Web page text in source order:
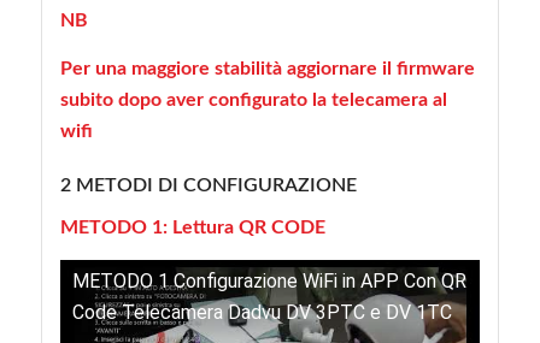
NB
Per una maggiore stabilità aggiornare il firmware
subito dopo aver configurato la telecamera al
wifi
2 METODI DI CONFIGURAZIONE
METODO 1: Lettura QR CODE
METODO 1 Configurazione WiFi in APP Con QR
Code Telecamera Dadvu DV 3PTC e DV 1TC